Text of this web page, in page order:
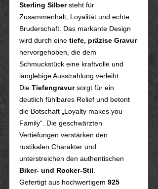
Sterling Silbersteht für
Zusammenhalt, Loyalität und echte
Bruderschaft. Das markante Design
wird durch eine tiefe, präzise Gravur
hervorgehoben, die dem
Schmuckstück eine kraftvolle und
langlebige Ausstrahlung verleiht.
Die Tiefengravursorgt für ein
deutlich fühlbares Relief und betont
die Botschaft „Loyalty makes you
Family“. Die geschwärzten
Vertiefungen verstärken den
rustikalen Charakter und
unterstreichen den authentischen
Biker- und Rocker-Stil
Gefertigt aus hochwertigem 925